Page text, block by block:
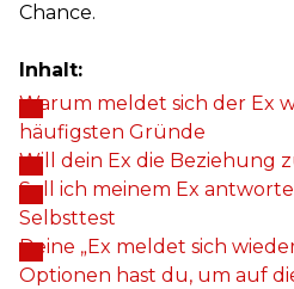
Chance.
Inhalt:
Warum meldet sich der Ex
häufigsten Gründe
Will dein Ex die Beziehung
Soll ich meinem Ex
Selbsttest
Deine „Ex meldet sich
Optionen hast du, um auf